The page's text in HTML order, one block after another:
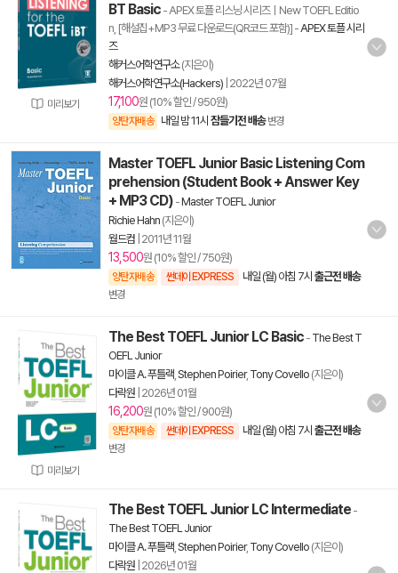
미리보기
BT Basic - APEX 토플 리스닝 시리즈ㅣNew TOEFL Editio
n, [해설집+MP3 무료 다운로드(QR코드 포함)] -APEX 토플 시리
즈
해커스어학연구소(지은이)
해커스어학연구소(Hackers) 2022년 07월
17,100원 (10% 할인 / 950원)
양탄자배송 내일 밤 11시 잠들기전 배송 변경
Master TOEFL Junior Basic Listening Com
prehension (Student Book + Answer Key
+ MP3 CD) -Master TOEFL Junior
Richie Hahn (지은이)
월드컴 2011년 11월
13,500원 (10% 할인 / 750원)
양탄자배송 썬데이 EXPRESS 내일 (월) 아침 7시 출근전 배송
변경
미리보기
The Best TOEFL Junior LC Basic - The Best T
OEFL Junior
마이클 A. 푸틀랙 Stephen Poirier, Tony Covello (지은이)
다락원 2026년 01월
16,200원 (10% 할인 / 900원)
양탄자배송 썬데이 EXPRESS 내일 (월) 아침 7시 출근전 배송
변경
The Best TOEFL Junior LC Intermediate -
The Best TOEFL Junior
마이클 A. 푸틀랙 Stephen Poirier, Tony Covello (지은이)
다락원 2026년 01월